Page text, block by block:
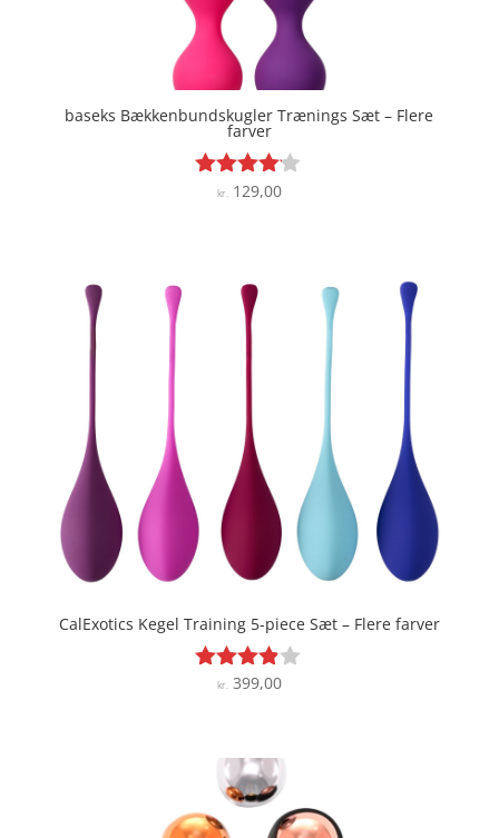
baseks Bækkenbundskugler Trænings Sæt – Flere
farver
Vurderet
kr. 129,00
CalExotics Kegel Training 5-piece Sæt – Flere farver
Vurderet
kr.399,00